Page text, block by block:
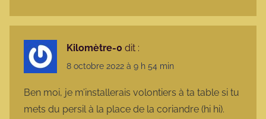
Kilomètre-0 dit :
8 octobre 2022 à 9 h 54 min
Ben moi, je m’installerais volontiers à ta table si tu
mets du persil à la place de la coriandre (hi hi).